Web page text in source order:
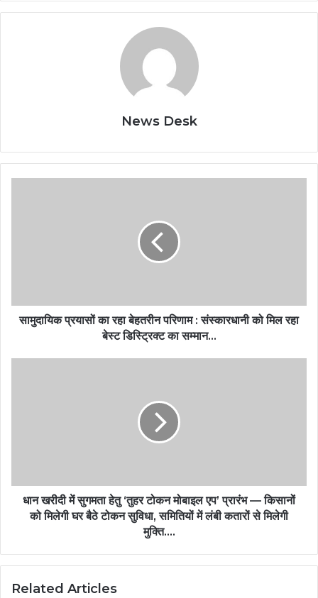
News Desk
सामुदायिक प्रयासों का रहा बेहतरीन परिणाम : संस्कारधानी को मिल रहा
बेस्ट डिस्ट्रिक्ट का सम्मान…
धान खरीदी में सुगमता हेतु ‘तुहर टोकन मोबाइल एप’ प्रारंभ — किसानों
को मिलेगी घर बैठे टोकन सुविधा, समितियों में लंबी कतारों से मिलेगी
मुक्ति….
Related Articles